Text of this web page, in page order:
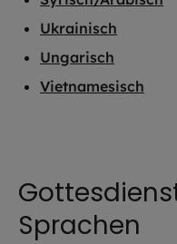
Ukrainisch
Ungarisch
Vietnamesisch
Sprachen